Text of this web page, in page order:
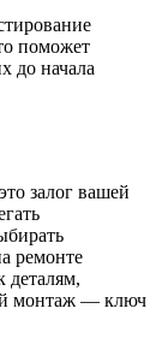
поможет
до начала
залог вашей
ремонте
деталям,
монтаж — ключ